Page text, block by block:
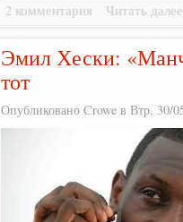
2 комментария Читать далее
Эмил Хески:
тот
Опубликовано Crowe в Втр, 30/